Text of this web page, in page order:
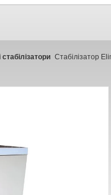
Стабілізатор